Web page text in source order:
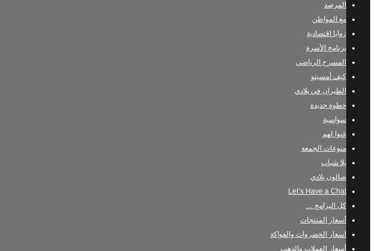
المرصد
مع المواطن
زوايا اقتصادية
برنامج الأسرة
المسرح الرياضي
كيف أمسيتو
الطيران في بلادي
خطوة جديدة
سواسية
غنوا لهم
منوعات الجمعة
يلا شباب
صالون بلادي
Let’s Have a Chat
كل البرامج …
أسعار المنتجات
اسعار الخضروات والفواكة
أسعار العملات والذهب